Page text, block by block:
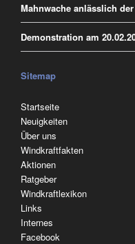
Mahnwache anlässlich
Demonstration am
Sitemap
Navigation
überspringen
Startseite
Neuigkeiten
Über uns
Windkraftfakten
Aktionen
Ratgeber
Windkraftlexikon
Links
Internes
Facebook